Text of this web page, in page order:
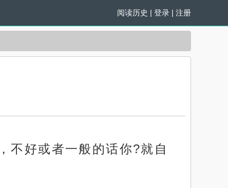
阅读历史 | 登录 | 注册
不好或者一般的话你?就自